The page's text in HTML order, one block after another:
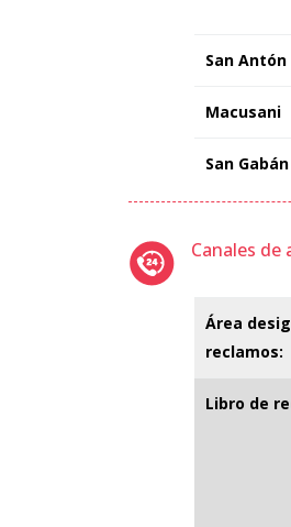
San Antón
Macusani
San Gabán
Canales de
Área
reclamos:
Libro de